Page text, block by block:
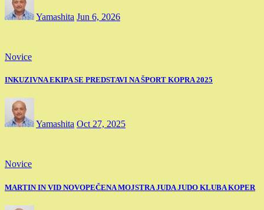
Yamashita Jun 6, 2026
Novice
INKUZIVNA EKIPA SE PREDSTAVI NA ŠPORT KOPRA 2025
Yamashita Oct 27, 2025
Novice
MARTIN IN VID NOVOPEČENA MOJSTRA JUDA JUDO KLUBA KOPER